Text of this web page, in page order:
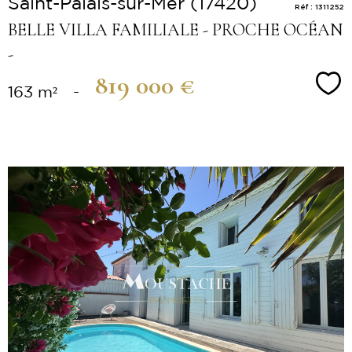
Saint-Palais-sur-Mer (17420)
BELLE VILLA FAMILIALE - PROCHE OCÉAN
-
Réf : 1311252
163 m² - 819 000 €
Voir le
bien